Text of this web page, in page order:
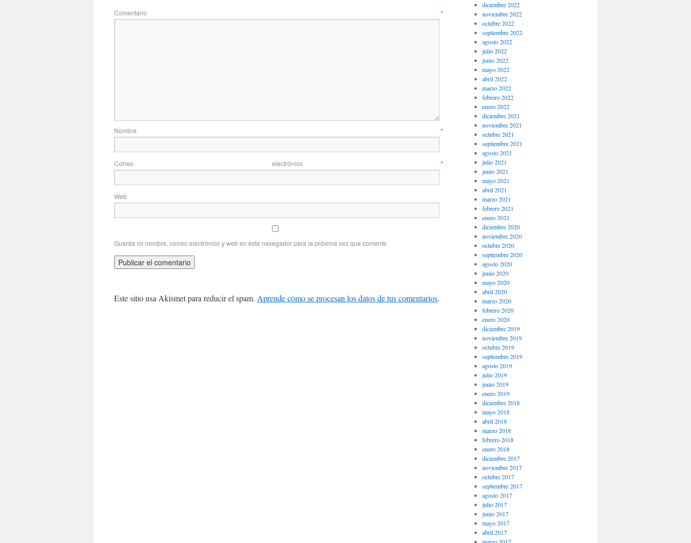
Comentario *
Nombre *
Correo electrónico *
Web
Guarda mi nombre, correo electrónico y web en este navegador para la próxima vez que comente.
Este sitio usa Akismet para reducir el spam. Aprende cómo se procesan los datos de tus comentarios.
diciembre 2022
noviembre 2022
octubre 2022
septiembre 2022
agosto 2022
julio 2022
junio 2022
mayo 2022
abril 2022
marzo 2022
febrero 2022
enero 2022
diciembre 2021
noviembre 2021
octubre 2021
septiembre 2021
agosto 2021
julio 2021
junio 2021
mayo 2021
abril 2021
marzo 2021
febrero 2021
enero 2021
diciembre 2020
noviembre 2020
octubre 2020
septiembre 2020
agosto 2020
junio 2020
mayo 2020
abril 2020
marzo 2020
febrero 2020
enero 2020
diciembre 2019
noviembre 2019
octubre 2019
septiembre 2019
agosto 2019
julio 2019
junio 2019
enero 2019
diciembre 2018
mayo 2018
abril 2018
marzo 2018
febrero 2018
enero 2018
diciembre 2017
noviembre 2017
octubre 2017
septiembre 2017
agosto 2017
julio 2017
junio 2017
mayo 2017
abril 2017
marzo 2017